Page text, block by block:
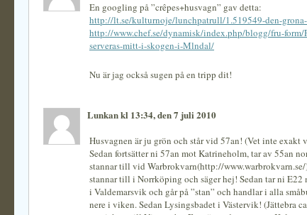
En googling på ”crêpes+husvagn” gav detta:
http://lt.se/kulturnoje/lunchpatrull/1.519549-den-
http://www.chef.se/dynamisk/index.php/blogg/fru-form/
serveras-mitt-i-skogen-i-Mlndal/
Nu är jag också sugen på en tripp dit!
Lunkan kl 13:34, den 7 juli 2010
Husvagnen är ju grön och står vid 57an! (Vet inte exakt
Sedan fortsätter ni 57an mot Katrineholm, tar av 55an
stannar till vid Warbrokvarn(http://
stannar till i Norrköping och säger hej! Sedan tar ni E22
i Valdemarsvik och går på ”stan” och handlar i alla
nere i viken. Sedan Lysingsbadet i Västervik! (Jättebra